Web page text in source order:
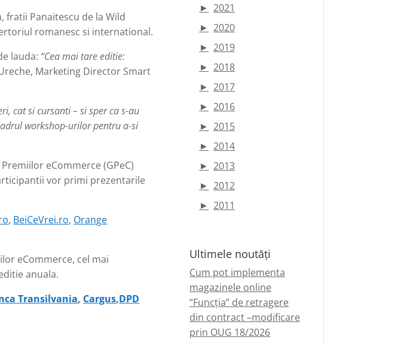
fratii Panaitescu de la Wild
romanesc si international.
lauda: “Cea mai tare editie:
Marketing Director Smart
cat si cursanti – si sper ca s-au
workshop-urilor pentru a-si
eCommerce (GPeC)
vor primi prezentarile
, BeiCeVrei.ro, Orange
eCommerce, cel mai
anuala.
Transilvania, Cargus,DPD
► 2021
► 2020
► 2019
► 2018
► 2017
► 2016
► 2015
► 2014
► 2013
► 2012
► 2011
Ultimele noutăți
Cum pot implementa
magazinele online
“Funcția” de retragere
din contract –modificare
prin OUG 18/2026